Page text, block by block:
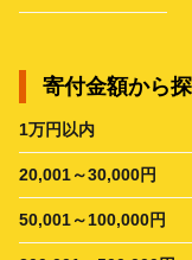
寄付金額から
1万円以内
20,001～30,000円
50,001～100,000円